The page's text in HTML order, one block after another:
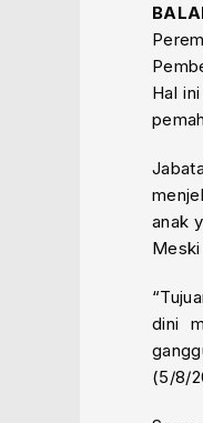
Hal
anak
Meski
dini
(5/8/